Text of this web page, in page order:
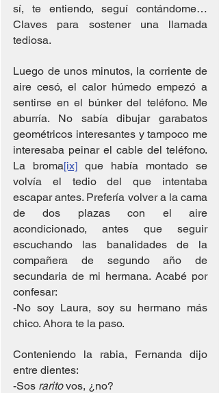
sí, te entiendo, seguí contándome…
Claves para sostener una llamada
tediosa.
Luego de unos minutos, la corriente de
aire cesó, el calor húmedo empezó a
sentirse en el búnker del teléfono. Me
aburría. No sabía dibujar garabatos
geométricos interesantes y tampoco me
interesaba peinar el cable del teléfono.
La broma[ix] que había montado se
volvía el tedio del que intentaba
escapar antes. Prefería volver a la cama
de dos plazas con el aire
acondicionado, antes que seguir
escuchando las banalidades de la
compañera de segundo año de
secundaria de mi hermana. Acabé por
confesar:
-No soy Laura, soy su hermano más
chico. Ahora te la paso.
Conteniendo la rabia, Fernanda dijo
entre dientes:
-Sos rarito vos, ¿no?